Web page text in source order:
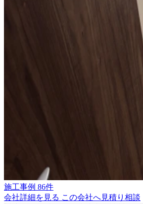
施工事例 86件
会社詳細を見る この会社へ見積り相談